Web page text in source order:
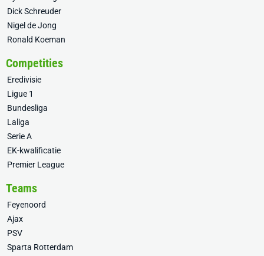
Dick Schreuder
Nigel de Jong
Ronald Koeman
Competities
Eredivisie
Ligue 1
Bundesliga
Laliga
Serie A
EK-kwalificatie
Premier League
Teams
Feyenoord
Ajax
PSV
Sparta Rotterdam